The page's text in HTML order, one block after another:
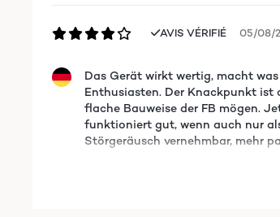
AVIS VÉRIFIÉ 05/08/
Das Gerät wirkt wertig, macht
Enthusiasten. Der Knackpunkt ist
flache Bauweise der FB mögen.
funktioniert gut, wenn auch nur
Störgeräusch vernehmbar, mehr